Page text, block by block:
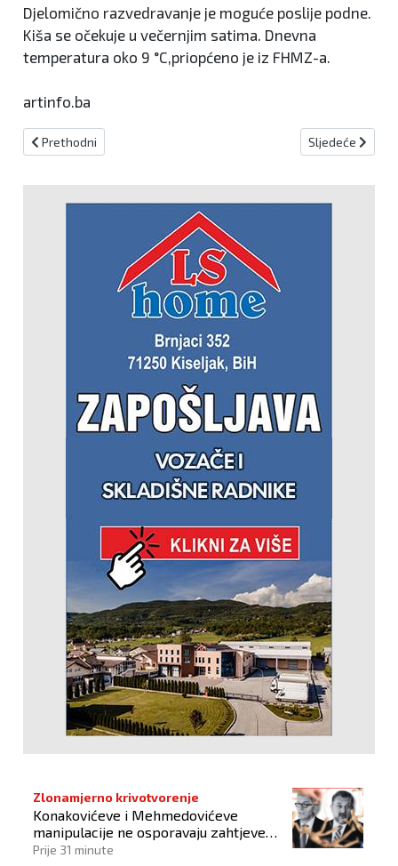
Djelomično razvedravanje je moguće poslije podne.
Kiša se očekuje u večernjim satima. Dnevna
temperatura oko 9 °C,priopćeno je iz FHMZ-a.
artinfo.ba
Prethodni članak: Božićna priredba Frame Kiseljak
Prethodni Sljedeći članak:
Sljedeće
Zlonamjerno krivotvorenje
Konakovićeve i Mehmedovićeve
manipulacije ne osporavaju zahtjeve
Hrvata
Prije 31 minute